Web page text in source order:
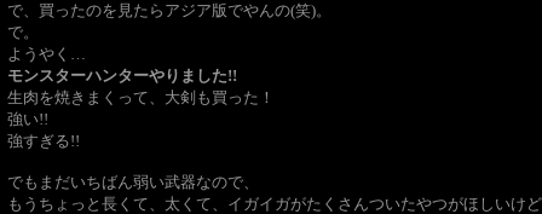
で、買ったのを見たらアジア版でやんの(笑)。
で。
ようやく…
モンスターハンターやりました!!
生肉を焼きまくって、大剣も買った！
強い!!
強すぎる!!
でもまだいちばん弱い武器なので、
もうちょっと長くて、太くて、イガイガがたくさんついたやつがほしいけ